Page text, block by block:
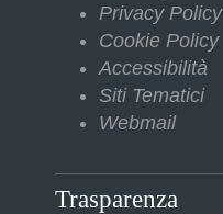
Privacy Policy
Cookie Policy
Accessibilità
Siti Tematici
Webmail
Trasparenza